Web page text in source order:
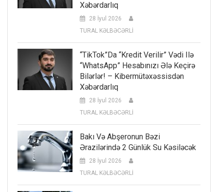
Xəbərdarlıq
28 İyul 2026
TURAL KƏLBƏCƏRLİ
“TikTok”da “kredit Verilir” Vədi Ilə
“WhatsApp” Hesabınızı Ələ Keçirə
Bilərlər! – Kibermütəxəssisdən
Xəbərdarlıq
28 İyul 2026
TURAL KƏLBƏCƏRLİ
Bakı Və Abşeronun Bəzi
Ərazilərində 2 Günlük Su Kəsiləcək
28 İyul 2026
TURAL KƏLBƏCƏRLİ